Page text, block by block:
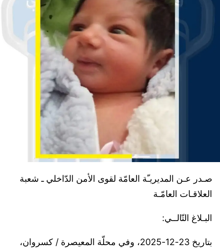
صـدر عـن المديريـّة العامّة لقوى الأمن الدّاخلي ـ شعبة
العلاقـات العامّـة
البـلاغ التّالــي:
بتاريخ 23-12-2025، وفي محلّة المعيصرة / كسروان،